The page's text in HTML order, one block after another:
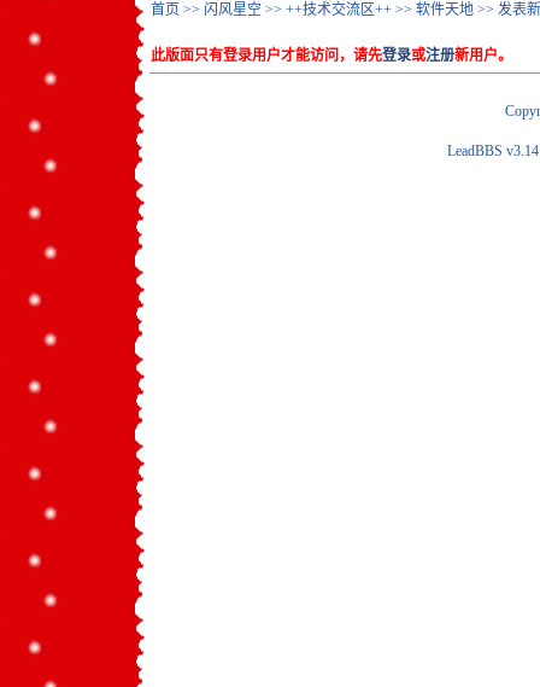
首页 >> 闪风星空 >> ++技术交流区++ >> 软件天地 >> 发表
此版面只有登录用户才能访问，请先登录或注册新用户。
LeadBBS